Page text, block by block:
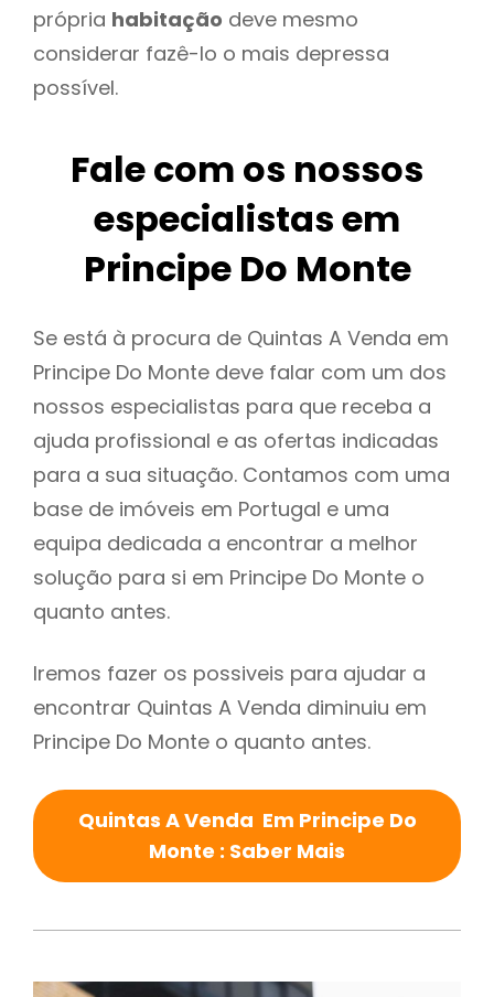
própria habitação deve mesmo
considerar fazê-lo o mais depressa
possível.
Fale com os nossos
especialistas em
Principe Do Monte
Se está à procura de Quintas A Venda em
Principe Do Monte deve falar com um dos
nossos especialistas para que receba a
ajuda profissional e as ofertas indicadas
para a sua situação. Contamos com uma
base de imóveis em Portugal e uma
equipa dedicada a encontrar a melhor
solução para si em Principe Do Monte o
quanto antes.
Iremos fazer os possiveis para ajudar a
encontrar Quintas A Venda diminuiu em
Principe Do Monte o quanto antes.
Quintas A Venda Em Principe Do
Monte : Saber Mais